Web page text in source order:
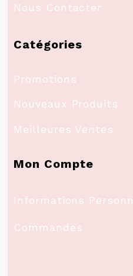
Nous Contacter
Catégories
Promotions
Nouveaux Produits
Meilleures Ventes
Mon Compte
Informations
Commandes